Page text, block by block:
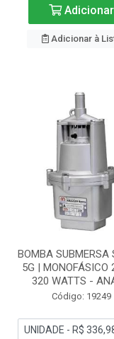
Adicionar
Adicionar à
BOMBA SUBMERSA
5G | MONOFÁSICO
320 WATTS -
Código: 19249